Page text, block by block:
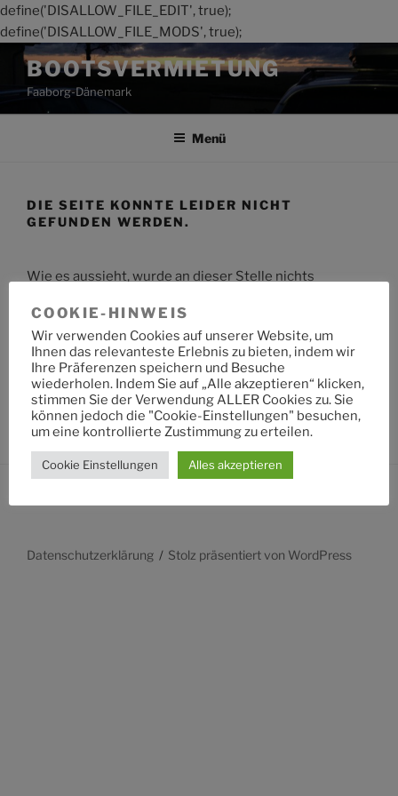
define('DISALLOW_FILE_EDIT', true);
define('DISALLOW_FILE_MODS', true);
Zum
Inhalt
springen
BOOTSVERMIETUNG
Faaborg-Dänemark
Menü
DIE SEITE KONNTE LEIDER NICHT
GEFUNDEN WERDEN.
Wie es aussieht, wurde an dieser Stelle nichts
Suche
nach:
Datenschutzerklärung Stolz präsentiert von WordPress
COOKIE-HINWEIS
Wir verwenden Cookies auf unserer Website, um
Ihnen das relevanteste Erlebnis zu bieten, indem wir
Ihre Präferenzen speichern und Besuche
wiederholen. Indem Sie auf „Alle akzeptieren“ klicken,
stimmen Sie der Verwendung ALLER Cookies zu. Sie
können jedoch die "Cookie-Einstellungen" besuchen,
um eine kontrollierte Zustimmung zu erteilen.
Cookie Einstellungen Alles akzeptieren